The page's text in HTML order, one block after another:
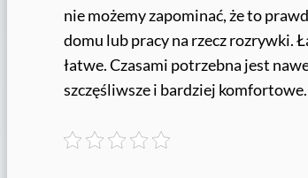
nie możemy zapominać, że to
domu lub pracy na rzecz rozrywki.
łatwe. Czasami potrzebna jest
szczęśliwsze i bardziej